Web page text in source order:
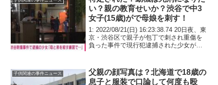
い？親の教育せいか？渋谷で中3
女子(15歳)がで母娘を刺す！
1: 2022/08/21(日) 16:23:38.74 20日夜、東
京・渋谷区で親子が包丁で刺され重傷を
負った事件で現行犯逮捕された少女が
午後7時半ごろ、渋谷区の...
子供関連の事件ニュース
父親の顔写真は？北海道で18歳の
息子と服装で口論して何度も殴